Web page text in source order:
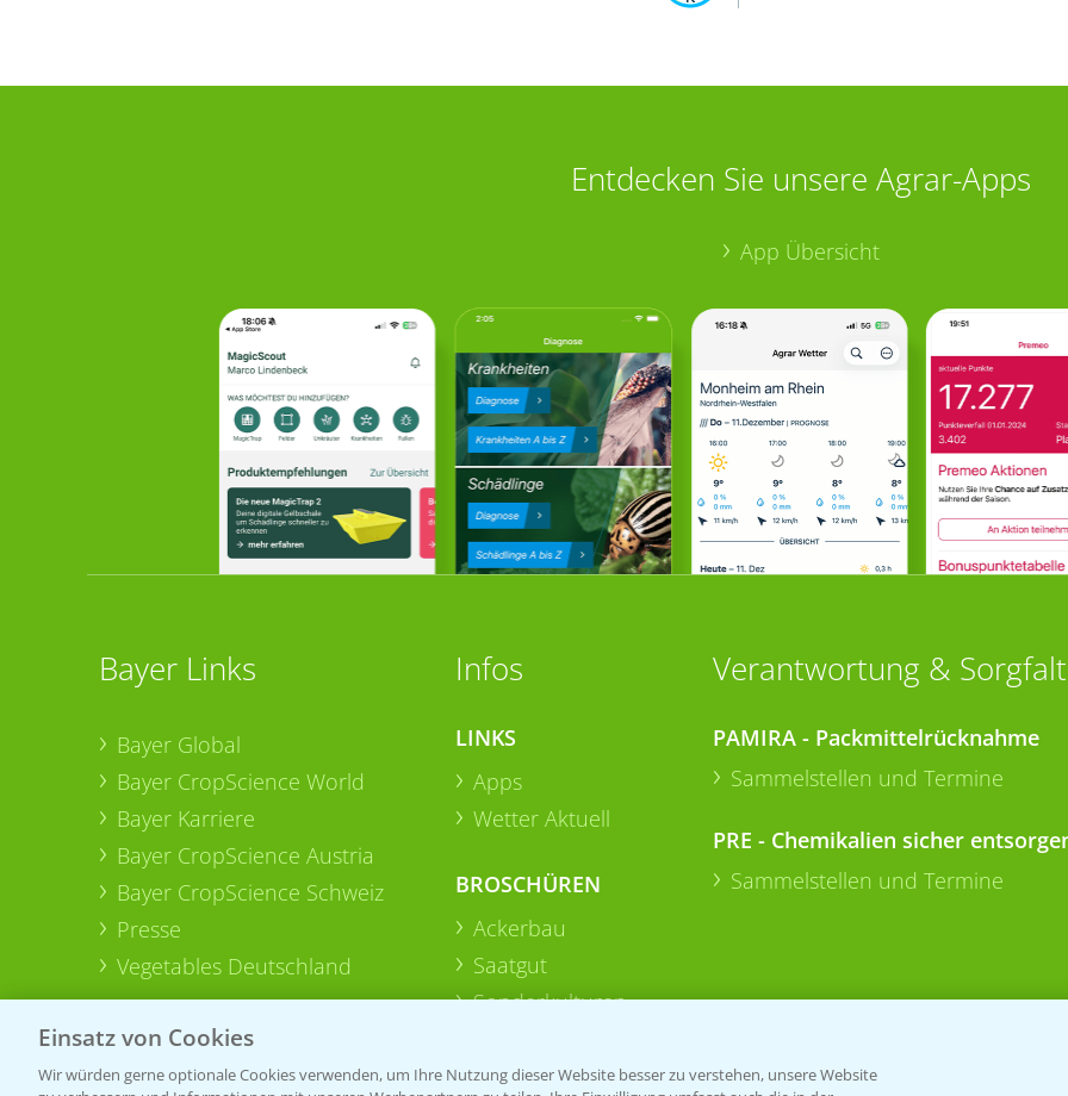
Entdecken Sie unsere Agrar-Apps
App Übersicht
Bayer Links
Bayer Global
Bayer CropScience World
Bayer Karriere
Bayer CropScience Austria
Bayer CropScience Schweiz
Presse
Vegetables Deutschland
Infos
LINKS
Apps
Wetter Aktuell
BROSCHÜREN
Ackerbau
Saatgut
Sonderkulturen
Verantwortung & Sorgfalt
PAMIRA - Packmittelrücknahme
Sammelstellen und Termine
PRE - Chemikalien sicher
Sammelstellen und Termine
Einsatz von Cookies
Wir würden gerne optionale Cookies verwenden, um Ihre Nutzung dieser Website besser zu verstehen, unsere Website